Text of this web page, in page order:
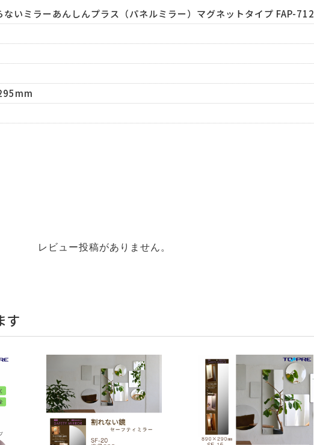
いミラーあんしんプラス（パネルミラー）マグネットタイプ FAP-712
レビュー投稿がありません。
す